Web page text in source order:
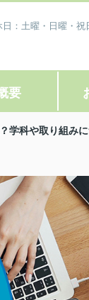
：土曜・日曜・祝
要
学科や取り組み